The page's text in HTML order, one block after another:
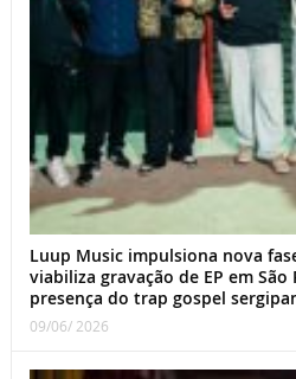
Luup Music impulsiona nova
viabiliza gravação de EP em
presença do trap gospel
09/06/ 2026